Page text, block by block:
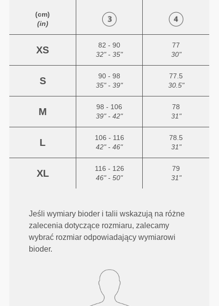
(cm)
(in)
XS
82 - 90
32" - 35"
77
30"
S
90 - 98
35" - 39"
77.5
30.5"
M
98 - 106
39" - 42"
78
31"
L
106 - 116
42" - 46"
78.5
31"
XL
116 - 126
46" - 50"
79
31"
Jeśli wymiary bioder i talii wskazują na różne
zalecenia dotyczące rozmiaru, zalecamy
wybrać rozmiar odpowiadający wymiarowi
bioder.